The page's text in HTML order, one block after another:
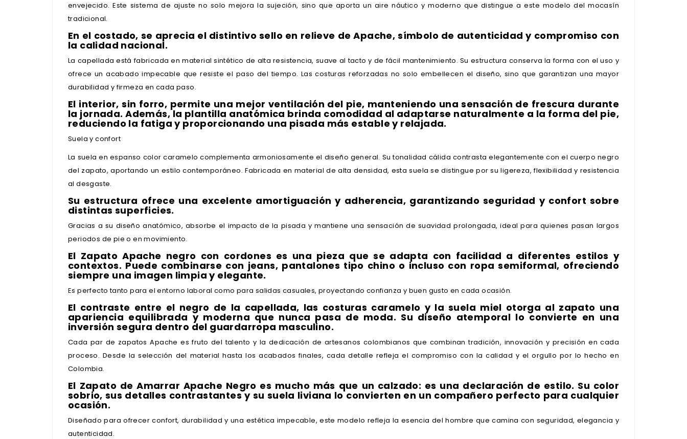
envejecido. Este sistema de ajuste no solo mejora la sujeción, sino que aporta un aire náutico y moderno que distingue a este modelo del mocasín
tradicional.
En el costado, se aprecia el distintivo sello en relieve de Apache, símbolo de autenticidad y compromiso con
la calidad nacional.
La capellada está fabricada en material sintético de alta resistencia, suave al tacto y de fácil mantenimiento. Su estructura conserva la forma con el uso y
ofrece un acabado impecable que resiste el paso del tiempo. Las costuras reforzadas no solo embellecen el diseño, sino que garantizan una mayor
durabilidad y firmeza en cada paso.
El interior, sin forro, permite una mejor ventilación del pie, manteniendo una sensación de frescura durante
la jornada. Además, la plantilla anatómica brinda comodidad al adaptarse naturalmente a la forma del pie,
reduciendo la fatiga y proporcionando una pisada más estable y relajada.
Suela y confort
La suela en espanso color caramelo complementa armoniosamente el diseño general. Su tonalidad cálida contrasta elegantemente con el cuerpo negro
del zapato, aportando un estilo contemporáneo. Fabricada en material de alta densidad, esta suela se distingue por su ligereza, flexibilidad y resistencia
al desgaste.
Su estructura ofrece una excelente amortiguación y adherencia, garantizando seguridad y confort sobre
distintas superficies.
Gracias a su diseño anatómico, absorbe el impacto de la pisada y mantiene una sensación de suavidad prolongada, ideal para quienes pasan largos
periodos de pie o en movimiento.
El Zapato Apache negro con cordones es una pieza que se adapta con facilidad a diferentes estilos y
contextos. Puede combinarse con jeans, pantalones tipo chino o incluso con ropa semiformal, ofreciendo
siempre una imagen limpia y elegante.
Es perfecto tanto para el entorno laboral como para salidas casuales, proyectando confianza y buen gusto en cada ocasión.
El contraste entre el negro de la capellada, las costuras caramelo y la suela miel otorga al zapato una
apariencia equilibrada y moderna que nunca pasa de moda. Su diseño atemporal lo convierte en una
inversión segura dentro del guardarropa masculino.
Cada par de zapatos Apache es fruto del talento y la dedicación de artesanos colombianos que combinan tradición, innovación y precisión en cada
proceso. Desde la selección del material hasta los acabados finales, cada detalle refleja el compromiso con la calidad y el orgullo por lo hecho en
Colombia.
El Zapato de Amarrar Apache Negro es mucho más que un calzado: es una declaración de estilo. Su color
sobrio, sus detalles contrastantes y su suela liviana lo convierten en un compañero perfecto para cualquier
ocasión.
Diseñado para ofrecer confort, durabilidad y una estética impecable, este modelo refleja la esencia del hombre que camina con seguridad, elegancia y
autenticidad.